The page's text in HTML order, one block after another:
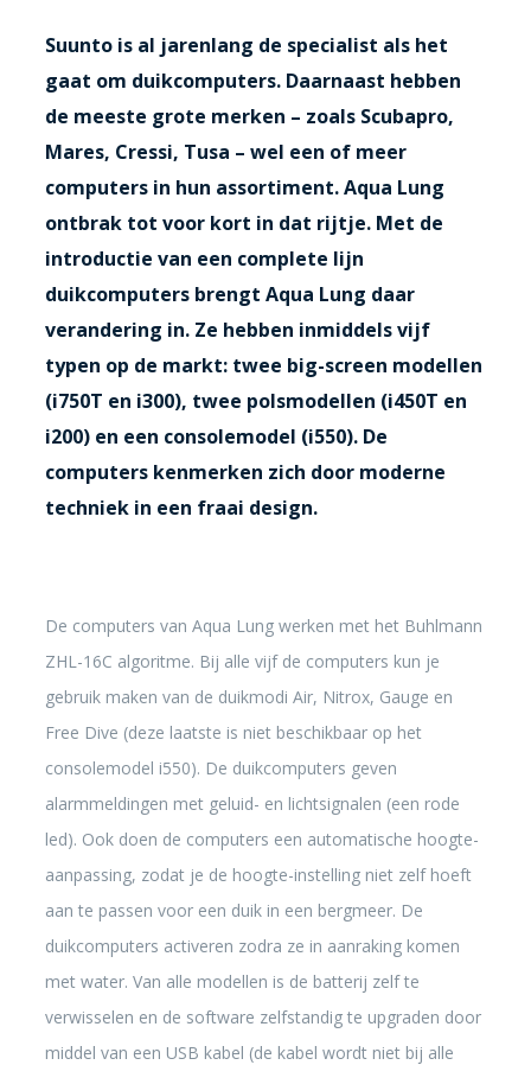
Suunto is al jarenlang de specialist als het
gaat om duikcomputers. Daarnaast hebben
de meeste grote merken – zoals Scubapro,
Mares, Cressi, Tusa – wel een of meer
computers in hun assortiment. Aqua Lung
ontbrak tot voor kort in dat rijtje. Met de
introductie van een complete lijn
duikcomputers brengt Aqua Lung daar
verandering in. Ze hebben inmiddels vijf
typen op de markt: twee big-screen modellen
(i750T en i300), twee polsmodellen (i450T en
i200) en een consolemodel (i550). De
computers kenmerken zich door moderne
techniek in een fraai design.
De computers van Aqua Lung werken met het Buhlmann
ZHL-16C algoritme. Bij alle vijf de computers kun je
gebruik maken van de duikmodi Air, Nitrox, Gauge en
Free Dive (deze laatste is niet beschikbaar op het
consolemodel i550). De duikcomputers geven
alarmmeldingen met geluid- en lichtsignalen (een rode
led). Ook doen de computers een automatische hoogte-
aanpassing, zodat je de hoogte-instelling niet zelf hoeft
aan te passen voor een duik in een bergmeer. De
duikcomputers activeren zodra ze in aanraking komen
met water. Van alle modellen is de batterij zelf te
verwisselen en de software zelfstandig te upgraden door
middel van een USB kabel (de kabel wordt niet bij alle